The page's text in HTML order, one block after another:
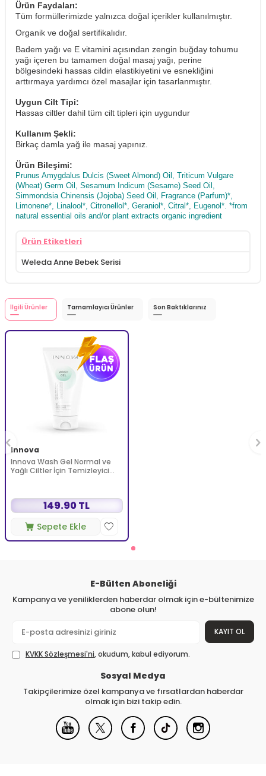
Ürün Faydaları:
Tüm formüllerimizde yalnızca doğal içerikler kullanılmıştır.
Organik ve doğal sertifikalıdır.
Badem yağı ve E vitamini açısından zengin buğday tohumu
yağı içeren bu tamamen doğal masaj yağı, perine
bölgesindeki hassas cildin elastikiyetini ve esnekliğini
arttırmaya yardımcı özel masajlar için tasarlanmıştır.
Uygun Cilt Tipi:
Hassas ciltler dahil tüm cilt tipleri için uygundur
Kullanım Şekli:
Birkaç damla yağ ile masaj yapınız.
Ürün Bileşimi:
Prunus Amygdalus Dulcis (Sweet Almond) Oil, Triticum Vulgare
(Wheat) Germ Oil, Sesamum Indicum (Sesame) Seed Oil,
Simmondsia Chinensis (Jojoba) Seed Oil, Fragrance (Parfum)*,
Limonene*, Linalool*, Citronellol*, Geraniol*, Citral*, Eugenol*. *from
natural essential oils and/or plant extracts organic ingredient
Ürün Etiketleri
Weleda Anne Bebek Serisi
İlgili Ürünler Tamamlayıcı Ürünler Son Baktıklarınız
Innova
Innova Wash Gel Normal ve
Yağlı Ciltler İçin Temizleyici
149.90 TL
Sepete Ekle
E-Bülten Aboneliği
Kampanya ve yeniliklerden haberdar olmak için e-bültenimize
abone olun!
KAYIT OL
KVKK Sözleşmesi'ni, okudum, kabul ediyorum.
Sosyal Medya
Takipçilerimize özel kampanya ve fırsatlardan haberdar
olmak için bizi takip edin.